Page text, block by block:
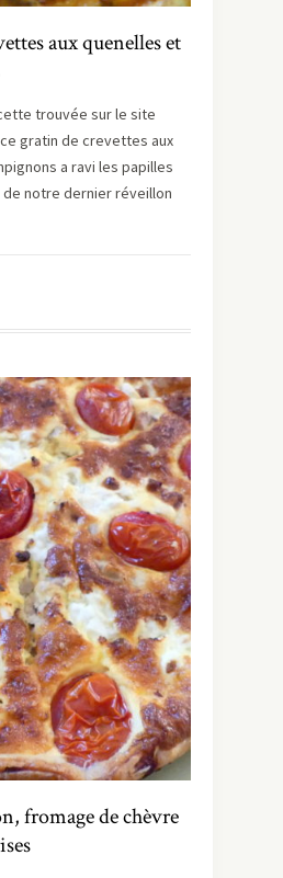
aux quenelles et
trouvée sur le site
gratin de crevettes aux
a ravi les papilles
notre dernier réveillon
fromage de chèvre